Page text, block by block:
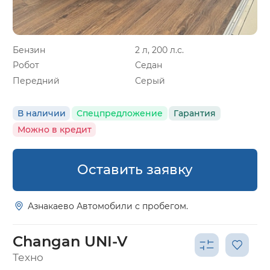
Бензин
2 л, 200 л.с.
Робот
Седан
Передний
Серый
В наличии Спецпредложение
Гарантия
Можно в кредит
Оставить заявку
Азнакаево Автомобили с пробегом.
Changan UNI-V
Техно